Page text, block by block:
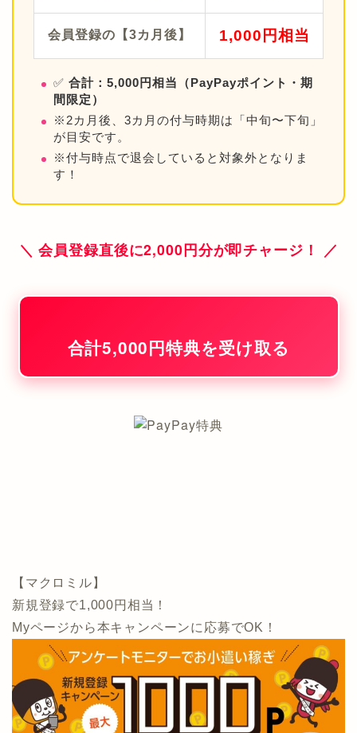
会員登録の【3カ月後】 1,000円相当
✅ 合計：5,000円相当（PayPayポイント・期
間限定）
※2カ月後、3カ月の付与時期は「中旬〜下旬」
が目安です。
※付与時点で退会していると対象外となりま
す！
＼ 会員登録直後に2,000円分が即チャージ！ ／
合計5,000円特典を受け取る
【マクロミル】
新規登録で1,000円相当！
Myページから本キャンペーンに応募でOK！